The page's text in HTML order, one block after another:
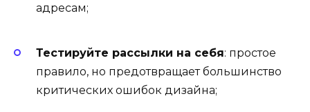
адресам;
Тестируйте рассылки на себя: простое
правило, но предотвращает большинство
критических ошибок дизайна;